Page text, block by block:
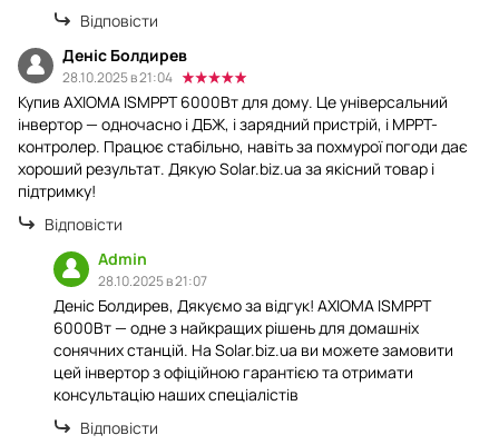
Відповісти
Деніс Болдирев
28.10.2025 в 21:04
Купив AXIOMA ISMPPT 6000Вт для дому. Це універсальний
інвертор — одночасно і ДБЖ, і зарядний пристрій, і MPPT-
контролер. Працює стабільно, навіть за похмурої погоди дає
хороший результат. Дякую Solar.biz.ua за якісний товар і
підтримку!
Відповісти
Admin
28.10.2025 в 21:07
Деніс Болдирев, Дякуємо за відгук! AXIOMA ISMPPT
6000Вт — одне з найкращих рішень для домашніх
сонячних станцій. На Solar.biz.ua ви можете замовити
цей інвертор з офіційною гарантією та отримати
консультацію наших спеціалістів
Відповісти